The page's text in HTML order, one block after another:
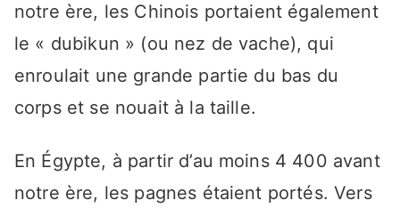
notre ère, les Chinois portaient également
le « dubikun » (ou nez de vache), qui
enroulait une grande partie du bas du
corps et se nouait à la taille.
En Égypte, à partir d’au moins 4 400 avant
notre ère, les pagnes étaient portés. Vers